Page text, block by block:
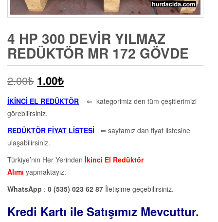
4 HP 300 DEVIR YILMAZ
REDÜKTÖR MR 172 GÖVDE
2.00₺ 1.00₺
İKİNCİ EL REDÜKTÖR ⇐ kategorimiz den tüm çeşitlerimizi
görebilirsiniz.
REDÜKTÖR FİYAT LİSTESİ ⇐ sayfamız dan fiyat listesine
ulaşabilirsiniz.
Türkiye’nin Her Yerinden İkinci El Redüktör
Alımı yapmaktayız.
WhatsApp : 0 (535) 023 62 87 İletişime geçebilirsiniz.
Kredi Kartı ile Satışımız Mevcuttur.